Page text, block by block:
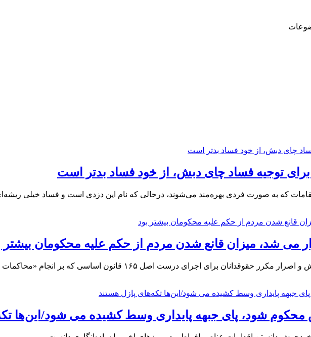
توجیه فساد چای دبش، از خود فساد بدتر است
که به صورت فردی بهره‌مند می‌شوند، درحالی که نام این دزدی است و فساد خیلی
می شد، میزان قانع شدن مردم از حکم علیه محکومان بیشتر
هم میهن نوشت: بیش از سه دهه است که از تلاش و اصرار مکرر حقوقدانان
محکوم شود، پای جبهه پایداری وسط کشیده می شود/این‌ها